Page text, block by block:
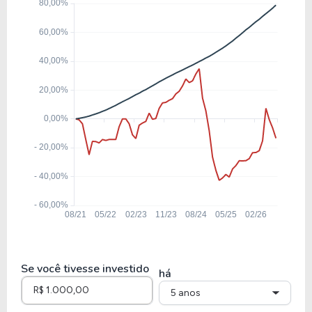
10,87%
84,38%
CXSE3
31,89%
Se você tivesse investido há
5 anos